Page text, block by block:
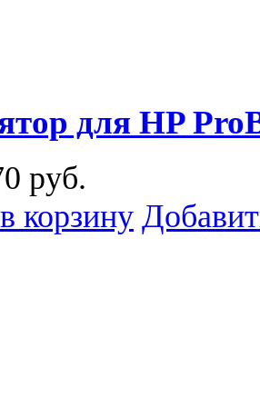
для HP
руб.
корзину